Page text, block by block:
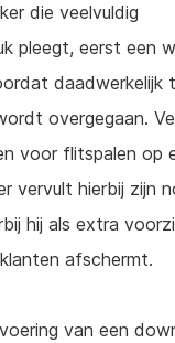
die veelvuldig
pleegt, eerst een
daadwerkelijk
overgegaan.
voor flitspalen op
vervult hierbij zijn
hij als extra
afschermt.
van een